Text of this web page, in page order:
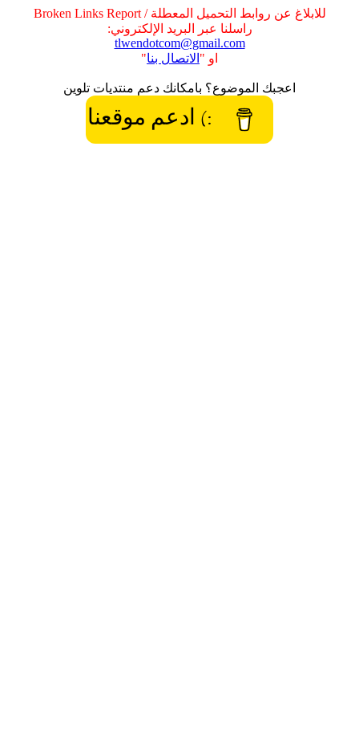
للابلاغ عن روابط التحميل المعطلة / Broken Links Report
راسلنا عبر البريد الإلكتروني:
tlwendotcom@gmail.com
او " الاتصال بنا"
اعجبك الموضوع؟ بامكانك دعم منتديات تلوين
:) ادعم موقعنا